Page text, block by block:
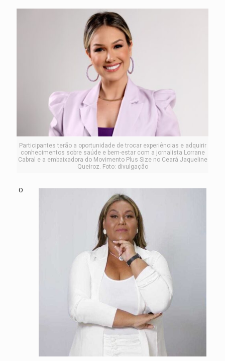
Participantes terão a oportunidade de trocar experiências e adquirir
conhecimentos sobre saúde e bem-estar com a jornalista Lorrane
Cabral e a embaixadora do Movimento Plus Size no Ceará Jaqueline
Queiroz. Foto: divulgação
O